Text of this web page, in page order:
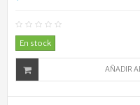
En stock
AÑADIR